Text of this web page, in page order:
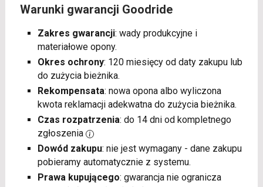
Warunki gwarancji Goodride
Zakres gwarancji: wady produkcyjne i
materiałowe opony.
Okres ochrony: 120 miesięcy od daty zakupu lub
do zużycia bieżnika.
Rekompensata: nowa opona albo wyliczona
kwota reklamacji adekwatna do zużycia bieżnika.
Czas rozpatrzenia: do 14 dni od kompletnego
zgłoszenia
Dowód zakupu: nie jest wymagany - dane zakupu
pobieramy automatycznie z systemu.
Prawa kupującego: gwarancja nie ogranicza